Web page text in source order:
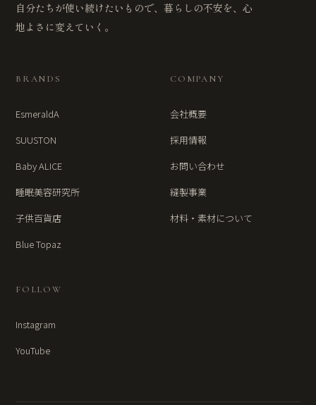
自分たちが使い続けたいもので、暮らしの不安を、心
地よさに変えていく。
BRANDS
EsmeraldA
SUUSTON
Baby ALICE
睡眠美容研究所
子供百貨店
Blue Topaz
COMPANY
会社概要
採用情報
お問い合わせ
縫製事業
材料・素材について
FOLLOW
Instagram
YouTube